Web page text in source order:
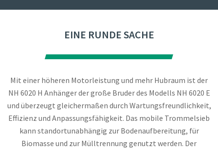
EINE RUNDE SACHE
Mit einer höheren Motorleistung und mehr Hubraum ist der
NH 6020 H Anhänger der große Bruder des Modells NH 6020 E
und überzeugt gleichermaßen durch Wartungsfreundlichkeit,
Effizienz und Anpassungsfähigkeit. Das mobile Trommelsieb
kann standortunabhängig zur Bodenaufbereitung, für
Biomasse und zur Mülltrennung genutzt werden. Der